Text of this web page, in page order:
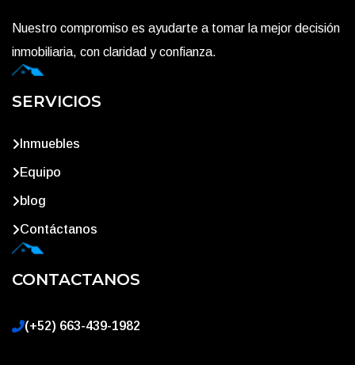
Nuestro compromiso es ayudarte a tomar la mejor decisión
inmobiliaria, con claridad y confianza.
SERVICIOS
Inmuebles
Equipo
blog
Contáctanos
CONTACTANOS
(+52) 663-439-1982